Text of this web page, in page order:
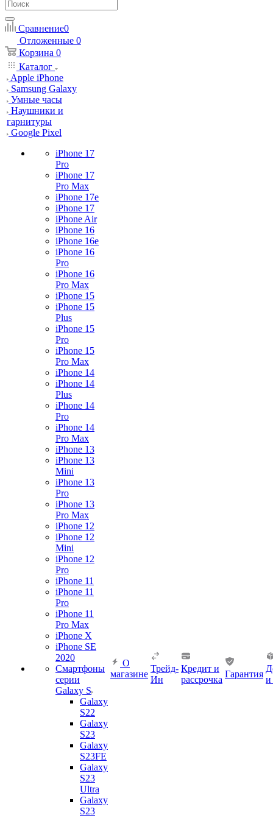
Сравнение0
Отложенные 0
Корзина 0
Каталог
Apple iPhone
Samsung Galaxy
Умные часы
Наушники и
гарнитуры
Google Pixel
iPhone 17
Pro
iPhone 17
Pro Max
iPhone 17e
iPhone 17
iPhone Air
iPhone 16
iPhone 16e
iPhone 16
Pro
iPhone 16
Pro Max
iPhone 15
iPhone 15
Plus
iPhone 15
Pro
iPhone 15
Pro Max
iPhone 14
iPhone 14
Plus
iPhone 14
Pro
iPhone 14
Pro Max
iPhone 13
iPhone 13
Mini
iPhone 13
Pro
iPhone 13
Pro Max
iPhone 12
iPhone 12
Mini
iPhone 12
Pro
iPhone 11
iPhone 11
Pro
iPhone 11
Pro Max
iPhone X
iPhone SE
2020
Смартфоны
серии
Galaxy S
Galaxy
S22
Galaxy
S23
Galaxy
S23FE
Galaxy
S23
Ultra
Galaxy
S23
О
магазине
Трейд-
Ин
Кредит и
рассрочка
Гарантия
и